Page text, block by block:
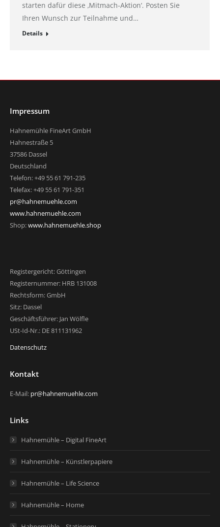
starten dafür diese ‚Mitmach-Aktion‘. Posten Sie
Ihren Wunsch zur Teilnahme und…
Details
Impressum
Hahnemühle FineArt GmbH
Hahnestraße 5
37586 Dassel
Deutschland
Telefon: +49 55 61 791-235
Telefax: +49 55 61 791-351
pr@hahnemuehle.com
www.hahnemuehle.com
Shop:www.hahnemuehle.shop
Registergericht: Göttingen
Registernummer: HRB 131008
Rechtsform: GmbH
Sitz: Dassel
Geschäftsführer: Jan Wölfle
USt-Id-Nr.: DE 811131962
Datenschutz
Kontakt
E-Mail: pr@hahnemuehle.com
Links
Hahnemühle – Digital FineArt
Hahnemühle – Künstlerpapiere
Hahnemühle – Life Science
Hahnemühle – Home